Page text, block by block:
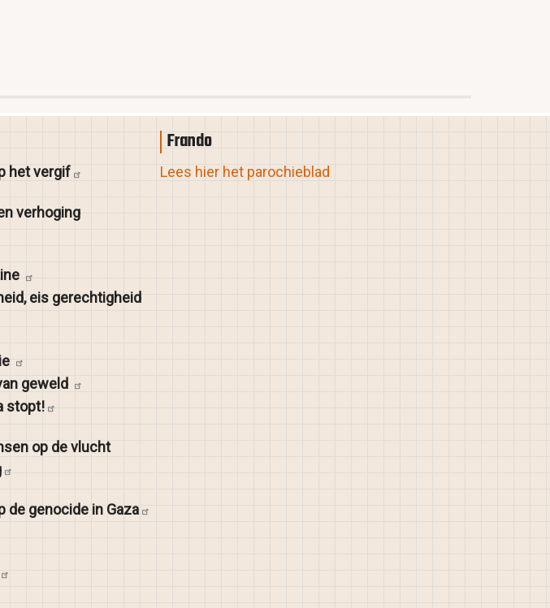
hetvergif
verhoging
eis gerechtigheid
geweld
stopt!
op de vlucht
de genocide in Gaza
Frando
Lees hier het parochieblad